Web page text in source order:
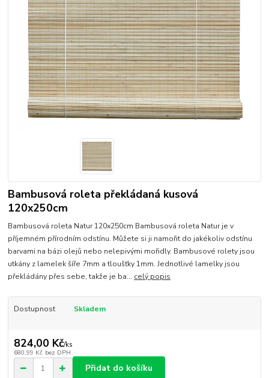
Bambusová roleta překládaná kusová
120x250cm
Bambusová roleta Natur 120x250cm Bambusová roleta Natur je v
příjemném přírodním odstínu. Můžete si ji namořit do jakékoliv odstínu
barvami na bázi olejů nebo nelepivými mořidly. Bambusové rolety jsou
utkány z lamelek šíře 7mm a tloušťky 1mm. Jednotlivé lamelky jsou
překládány přes sebe, takže je ba... celý popis
Dostupnost Skladem
824,00 Kč/ks
680,99 Kč bez DPH
Přidat do košíku